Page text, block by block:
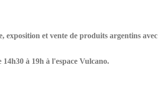
exposition et vente de produits argentins avec
à 19h à l'espace Vulcano.